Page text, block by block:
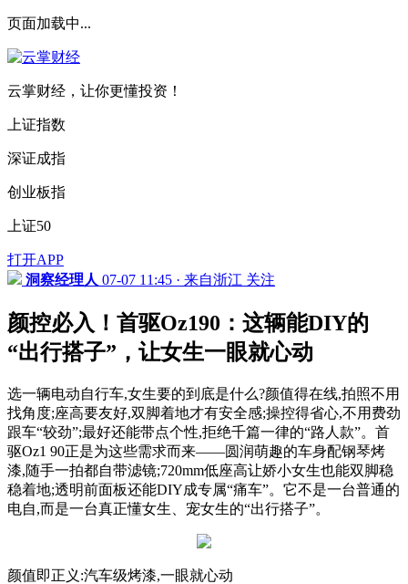
页面加载中...
云掌财经，让你更懂投资！
上证指数
深证成指
创业板指
上证50
打开APP
洞察经理人 07-07 11:45 · 来自浙江 关注
颜控必入！首驱Oz190：这辆能DIY的
“出行搭子”，让女生一眼就心动
选一辆电动自行车,女生要的到底是什么?颜值得在线,拍照不用
找角度;座高要友好,双脚着地才有安全感;操控得省心,不用费劲
跟车“较劲”;最好还能带点个性,拒绝千篇一律的“路人款”。首
驱Oz1 90正是为这些需求而来——圆润萌趣的车身配钢琴烤
漆,随手一拍都自带滤镜;720mm低座高让娇小女生也能双脚稳
稳着地;透明前面板还能DIY成专属“痛车”。它不是一台普通的
电自,而是一台真正懂女生、宠女生的“出行搭子”。
颜值即正义:汽车级烤漆,一眼就心动